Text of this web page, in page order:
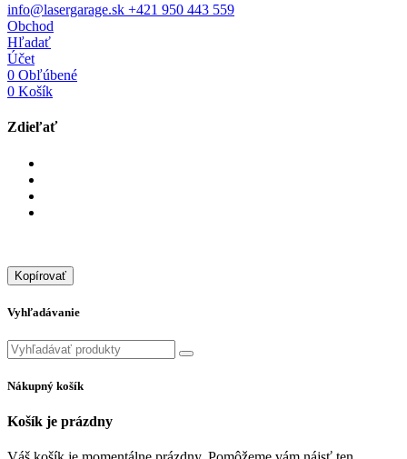
info@lasergarage.sk +421 950 443 559
Obchod
Hľadať
Účet
0 Obľúbené
0 Košík
Zdieľať
Kopírovať
Vyhľadávanie
Nákupný košík
Košík je prázdny